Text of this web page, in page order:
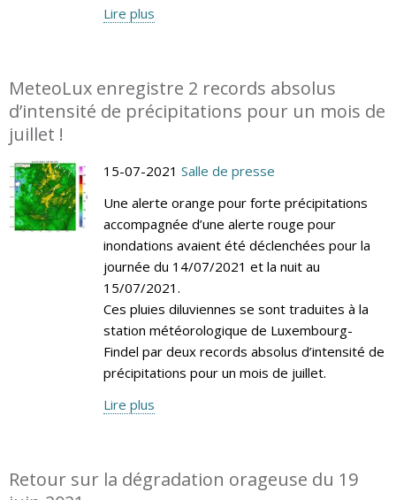
Lire plus
MeteoLux enregistre 2 records absolus
d’intensité de précipitations pour un mois de
juillet !
15-07-2021 Salle de presse
Une alerte orange pour forte précipitations
accompagnée d’une alerte rouge pour
inondations avaient été déclenchées pour la
journée du 14/07/2021 et la nuit au
15/07/2021.
Ces pluies diluviennes se sont traduites à la
station météorologique de Luxembourg-
Findel par deux records absolus d’intensité de
précipitations pour un mois de juillet.
Lire plus
Retour sur la dégradation orageuse du 19